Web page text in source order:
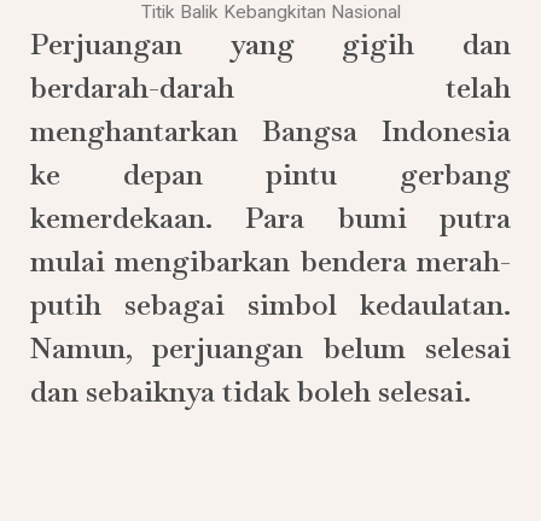
Titik Balik Kebangkitan Nasional
Perjuangan yang gigih dan
berdarah-darah telah
menghantarkan Bangsa Indonesia
ke depan pintu gerbang
kemerdekaan. Para bumi putra
mulai mengibarkan bendera merah-
putih sebagai simbol kedaulatan.
Namun, perjuangan belum selesai
dan sebaiknya tidak boleh selesai.